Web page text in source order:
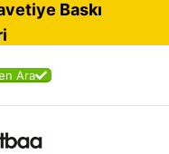
Ara
Baskı